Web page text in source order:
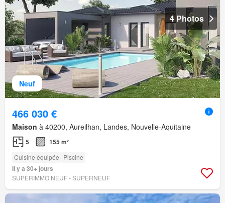
Neuf
4 Photos
466 030 €
Maison à 40200, Aureilhan, Landes, Nouvelle-Aquitaine
5 155 m²
Cuisine équipée Piscine
Il y a 30+ jours
SUPERIMMO NEUF - SUPERNEUF